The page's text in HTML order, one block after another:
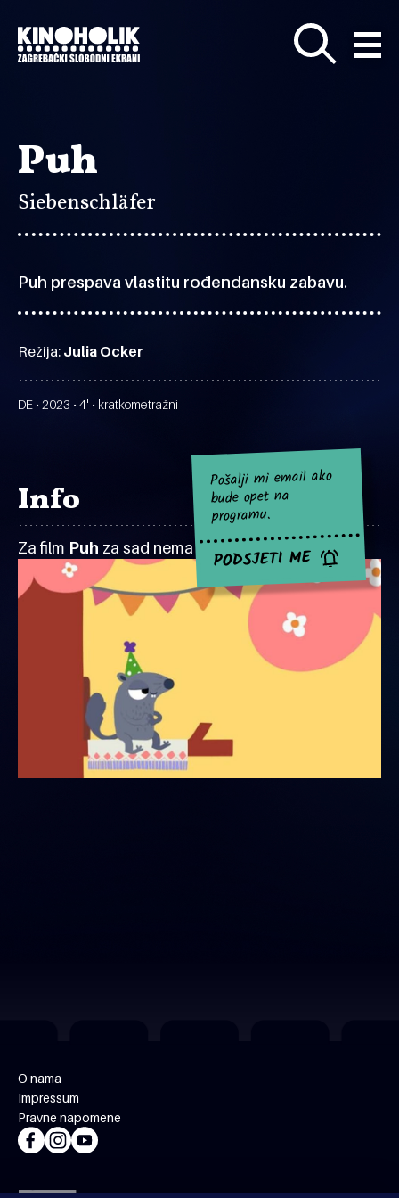
glavni
sadržaj
Puh
Siebenschläfer
Puh prespava vlastitu rođendansku zabavu.
Režija: Julia Ocker
DE • 2023 • 4' • kratkometražni
Info
Za film Puh za sad nema najavljenih projekcija.
Pošalji mi email ako
bude opet na
programu.
PODSJETI ME
O nama
Impressum
Pravne napomene